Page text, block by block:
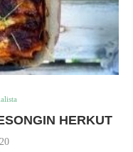
HERKUT